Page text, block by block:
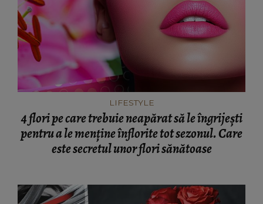
LIFESTYLE
4 flori pe care trebuie neapărat să le îngrijești
pentru a le menține înflorite tot sezonul. Care
este secretul unor flori sănătoase